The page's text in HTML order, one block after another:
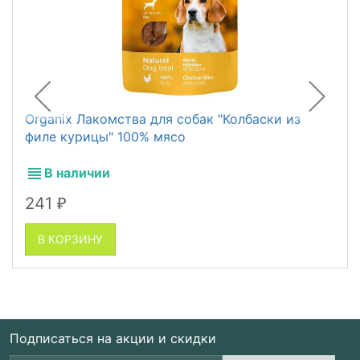
Organix Лакомства для собак "Колбаски из
филе курицы" 100% мясо
В наличии
241 ₽
В КОРЗИНУ
Подписаться на акции и скидки